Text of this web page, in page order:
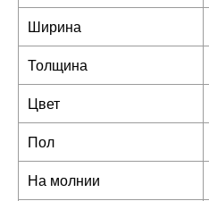
Ширина
Толщина
Цвет
Пол
На молнии